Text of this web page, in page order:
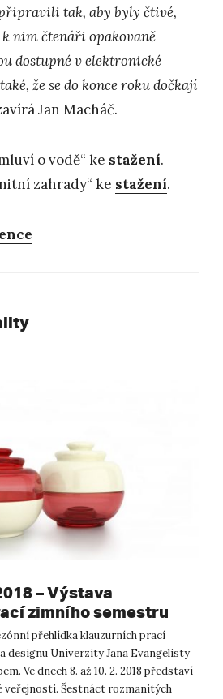
tak, aby byly čtivé,
k nim čtenáři opakovaně
dostupné v elektronické
že se do konce roku dočkají
Jan Macháč.
o vodě“ ke stažení.
zahrady“ ke stažení.
– Výstava
zimního semestru
FUD UJEP
přehlídka klauzurních prací
designu Univerzity Jana Evangelisty
Ve dnech 8. až 10. 2. 2018 představí
veřejnosti. Šestnáct rozmanitých